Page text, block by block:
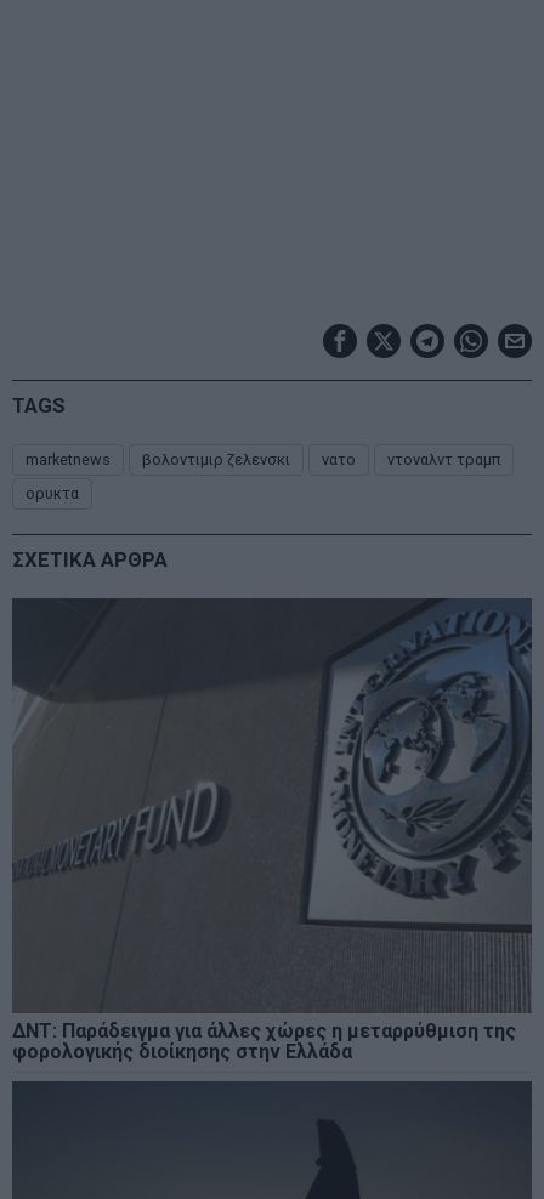
TAGS
marketnews βολοντιμιρ ζελενσκι νατο
ντοναλντ τραμπ
ορυκτα
ΣΧΕΤΙΚΑ ΑΡΘΡΑ
ΔΝΤ: Παράδειγμα για άλλες χώρες η μεταρρύθμιση της
φορολογικής διοίκησης στην Ελλάδα